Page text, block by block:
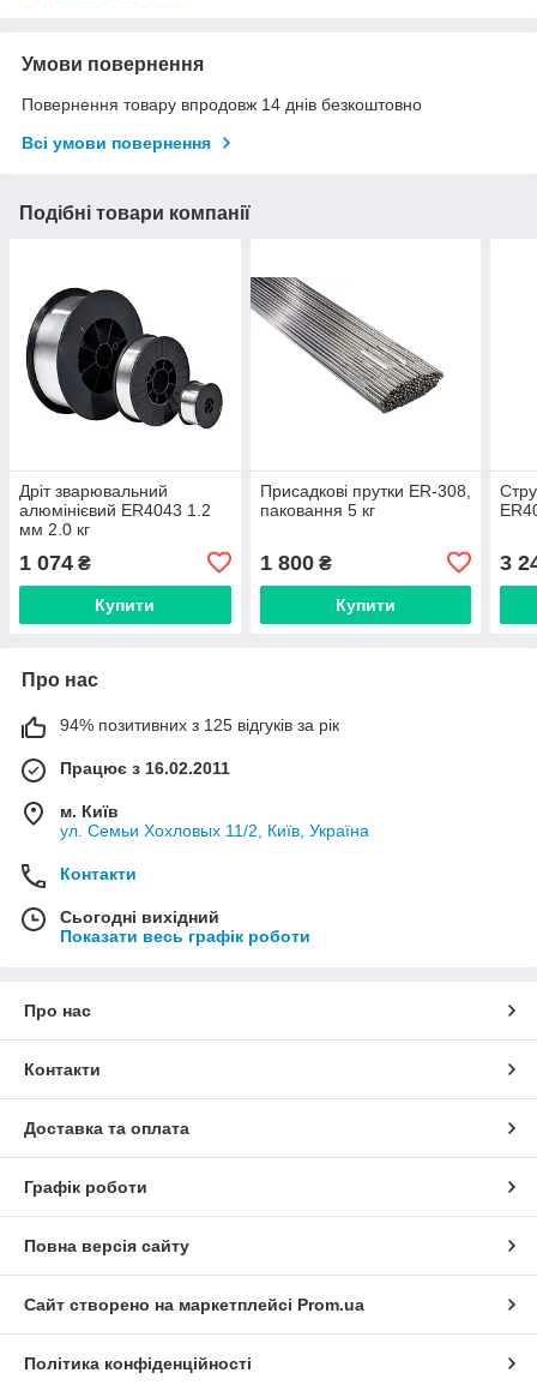
Умови повернення
Повернення товару впродовж 14 днів безкоштовно
Всі умови повернення
Подібні товари компанії
Дріт зварювальний
алюмінієвий ER4043 1.2
мм 2.0 кг
1 074 ₴
Купити
Присадкові прутки ER-308,
паковання 5 кг
1 800₴
Купити
3
Про нас
94% позитивних з 125 відгуків за рік
Працює з 16.02.2011
м. Київ
ул. Семьи Хохловых 11/2, Київ, Україна
Контакти
Сьогодні вихідний
Показати весь графік роботи
Про нас
Контакти
Доставка та оплата
Графік роботи
Повна версія сайту
Сайт створено на маркетплейсі Prom.ua
Політика конфіденційності